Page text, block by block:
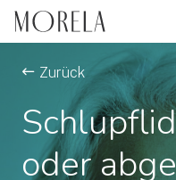
Zurück
oder